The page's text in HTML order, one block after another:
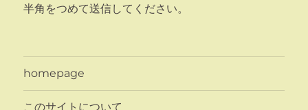
半角をつめて送信してください。
homepage
このサイトについて